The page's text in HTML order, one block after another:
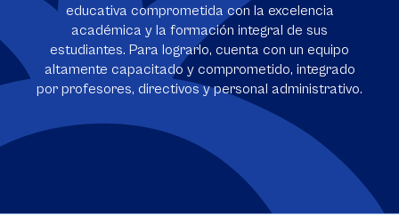
educativa comprometida con la excelencia
académica y la formación integral de sus
estudiantes. Para lograrlo, cuenta con un equipo
altamente capacitado y comprometido, integrado
por profesores, directivos y personal administrativo.